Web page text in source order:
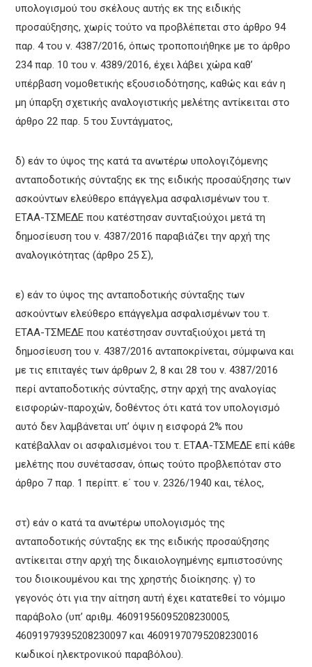
υπολογισμού του σκέλους αυτής εκ της ειδικής
προσαύξησης, χωρίς τούτο να προβλέπεται στο άρθρο 94
παρ. 4 του ν. 4387/2016, όπως τροποποιήθηκε με το άρθρο
234 παρ. 10 του ν. 4389/2016, έχει λάβει χώρα καθ’
υπέρβαση νομοθετικής εξουσιοδότησης, καθώς και εάν η
μη ύπαρξη σχετικής αναλογιστικής μελέτης αντίκειται στο
άρθρο 22 παρ. 5 του Συντάγματος,
δ) εάν το ύψος της κατά τα ανωτέρω υπολογιζόμενης
ανταποδοτικής σύνταξης εκ της ειδικής προσαύξησης των
ασκούντων ελεύθερο επάγγελμα ασφαλισμένων του τ.
ΕΤΑΑ-ΤΣΜΕΔΕ που κατέστησαν συνταξιούχοι μετά τη
δημοσίευση του ν. 4387/2016 παραβιάζει την αρχή της
αναλογικότητας (άρθρο 25 Σ),
ε) εάν το ύψος της ανταποδοτικής σύνταξης των
ασκούντων ελεύθερο επάγγελμα ασφαλισμένων του τ.
ΕΤΑΑ-ΤΣΜΕΔΕ που κατέστησαν συνταξιούχοι μετά τη
δημοσίευση του ν. 4387/2016 ανταποκρίνεται, σύμφωνα και
με τις επιταγές των άρθρων 2, 8 και 28 του ν. 4387/2016
περί ανταποδοτικής σύνταξης, στην αρχή της αναλογίας
εισφορών-παροχών, δοθέντος ότι κατά τον υπολογισμό
αυτό δεν λαμβάνεται υπ’ όψιν η εισφορά 2% που
κατέβαλλαν οι ασφαλισμένοι του τ. ΕΤΑΑ-ΤΣΜΕΔΕ επί κάθε
μελέτης που συνέτασσαν, όπως τούτο προβλεπόταν στο
άρθρο 7 παρ. 1 περίπτ. ε΄ του ν. 2326/1940 και, τέλος,
στ) εάν ο κατά τα ανωτέρω υπολογισμός της
ανταποδοτικής σύνταξης εκ της ειδικής προσαύξησης
αντίκειται στην αρχή της δικαιολογημένης εμπιστοσύνης
του διοικουμένου και της χρηστής διοίκησης. γ) το
γεγονός ότι για την αίτηση αυτή έχει κατατεθεί το νόμιμο
παράβολο (υπ’ αριθμ. 46091956095208230005,
46091979395208230097 και 46091970795208230016
κωδικοί ηλεκτρονικού παραβόλου).